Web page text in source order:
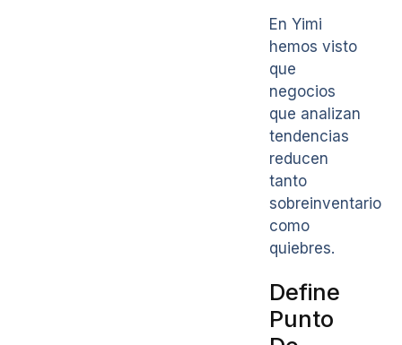
En Yimi
hemos visto
que
negocios
que analizan
tendencias
reducen
tanto
sobreinventario
como
quiebres.
Define
Punto